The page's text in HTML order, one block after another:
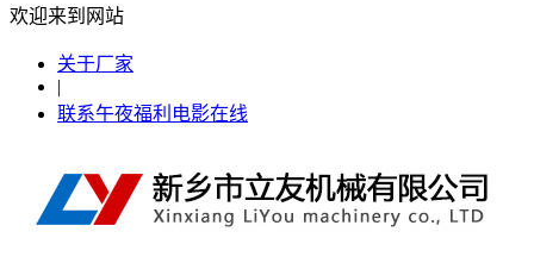
欢迎来到网站
关于厂家
|
联系午夜福利电影在线